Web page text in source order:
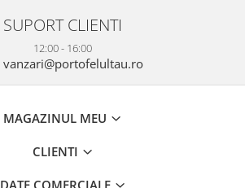
SUPORT CLIENTI
12:00 - 16:00
vanzari@portofelultau.ro
MAGAZINUL MEU
CLIENTI